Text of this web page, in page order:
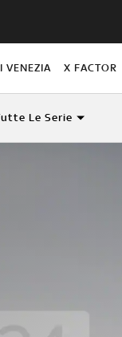
VENEZIA X FACTOR
Le Serie